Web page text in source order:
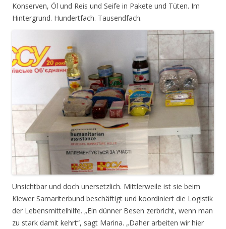
Konserven, Öl und Reis und Seife in Pakete und Tüten. Im
Hintergrund. Hundertfach. Tausendfach.
Unsichtbar und doch unersetzlich. Mittlerweile ist sie beim
Kiewer Samariterbund beschäftigt und koordiniert die Logistik
der Lebensmittelhilfe. „Ein dünner Besen zerbricht, wenn man
zu stark damit kehrt“, sagt Marina. „Daher arbeiten wir hier